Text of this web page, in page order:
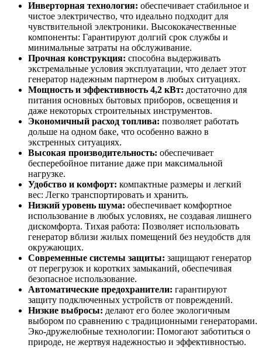
Инверторная технология: обеспечивает стабильное и
чистое электричество, что идеально подходит для
чувствительной электроники. Высококачественные
компоненты: Гарантируют долгий срок службы и
минимальные затраты на обслуживание.
Прочная конструкция: способна выдерживать
экстремальные условия эксплуатации, что делает этот
генератор надежным партнером в любых ситуациях.
Мощность и эффективность 4,2 кВт: достаточно для
питания основных бытовых приборов, освещения и
даже некоторых строительных инструментов.
Экономичный расход топлива: позволяет работать
дольше на одном баке, что особенно важно в
экстренных ситуациях.
Высокая производительность: обеспечивает
бесперебойное питание даже при максимальной
нагрузке.
Удобство и комфорт: компактные размеры и легкий
вес: Легко транспортировать и хранить.
Низкий уровень шума: обеспечивает комфортное
использование в любых условиях, не создавая лишнего
дискомфорта. Тихая работа: Позволяет использовать
генератор вблизи жилых помещений без неудобств для
окружающих.
Современные системы защиты: защищают генератор
от перегрузок и коротких замыканий, обеспечивая
безопасное использование.
Автоматические предохранители: гарантируют
защиту подключенных устройств от повреждений.
Низкие выбросы: делают его более экологичным
выбором по сравнению с традиционными генераторами.
Эко-дружелюбные технологии: Помогают заботиться о
природе, не жертвуя надежностью и эффективностью.